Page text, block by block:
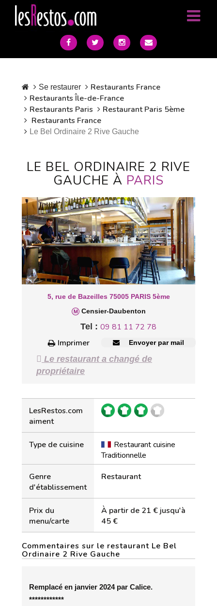
Se restaurer
Restaurants France
Restaurants Île-de-France
Restaurants Paris
Restaurant Paris 5ème
Restaurants France
Le Bel Ordinaire 2 Rive Gauche
LE BEL ORDINAIRE 2 RIVE
GAUCHE À PARIS
5, rue de Bazeilles 75005 PARIS 5ème
Censier-Daubenton
Tel : 09 81 11 72 78
Imprimer
Envoyer par mail
Le restaurant a changé de
propriétaire
LesRestos.com
aiment
Type de cuisine
Restaurant cuisine
Traditionnelle
Genre
d'établissement
Restaurant
Prix du
menu/carte
À partir de 21 € jusqu'à
45 €
Commentaires sur le restaurant Le Bel
Ordinaire 2 Rive Gauche
Remplacé en janvier 2024 par Calice.
************